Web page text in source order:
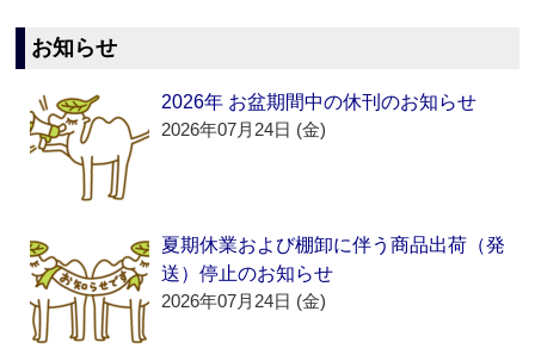
お知らせ
2026年 お盆期間中の休刊のお知らせ
2026年07月24日 (金)
夏期休業および棚卸に伴う商品出荷（発
送）停止のお知らせ
2026年07月24日 (金)